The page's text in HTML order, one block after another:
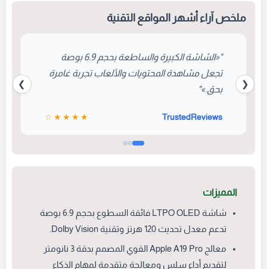
عشاق المحتوى الاحترافي.
ملخص آراء أشهر المواقع التقنية
❮
"«الشاشة الكبيرة والساطعة بحجم 6.9 بوصة
تجعل مشاهدة المحتويات والألعاب تجربة غامرة
بحق.»"
TrustedReviews
★★★★☆
❯
المميزات
شاشة LTPO OLED فائقة السطوع بحجم 6.9 بوصة
تدعم معدل تحديث 120 هرتز وتقنية Dolby Vision.
معالج Apple A19 Pro القوي المصمم بدقة 3 نانومتر
لتقديم أداء سلس ومعالجة متقدمة لمهام الذكاء